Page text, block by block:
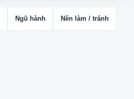
Ngũ hành Nên làm / tránh